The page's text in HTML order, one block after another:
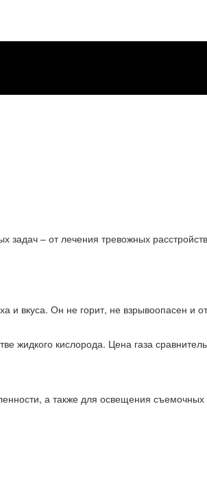
– от лечения тревожных
и вкуса. Он не горит, не взрывоопасен и
жидкого кислорода. Цена газа
а также для освещения